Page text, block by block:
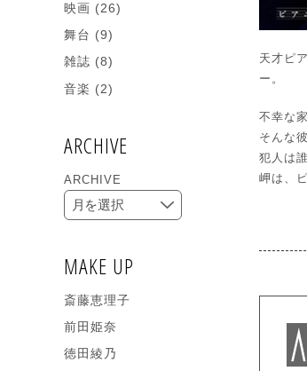
天才ピ
ー。
不幸な
そんな
犯人は
岬は、
映画 (26)
舞台 (9)
雑誌 (8)
音楽 (2)
ARCHIVE
ARCHIVE
MAKE UP
斎藤恵理子
前田姫奈
徳田綾乃